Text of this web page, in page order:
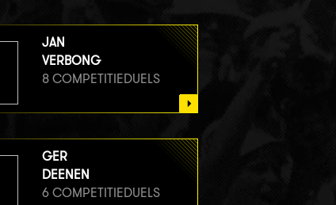
JAN
VERBONG
8 COMPETITIEDUELS
GER
DEENEN
6 COMPETITIEDUELS